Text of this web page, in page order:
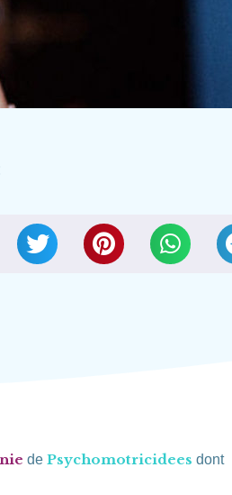
de Psychomotricidees dont